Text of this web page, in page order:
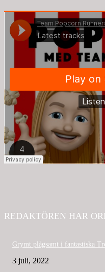
REDAKTÖREN HAR
Grymt plågsamt i fantastiska
3 juli, 2022